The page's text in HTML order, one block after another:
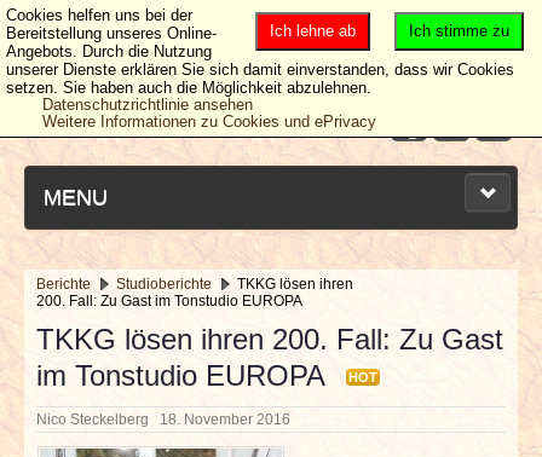
MENU
NEUESTE ARTIKEL
NEWS & DATES
BERICHTE
Berichte Studioberichte
TKKG lösen ihren
200. Fall: Zu Gast im Tonstudio EUROPA
TKKG lösen ihren 200. Fall: Zu Gast
im Tonstudio EUROPA
HOT
Nico Steckelberg 18. November 2016
Ich stimme zu
Ich lehne ab
Cookies helfen uns bei der
Bereitstellung unseres Online-
Angebots. Durch die Nutzung
unserer Dienste erklären Sie sich damit einverstanden, dass wir Cookies
setzen. Sie haben auch die Möglichkeit abzulehnen.
Datenschutzrichtlinie ansehen
Weitere Informationen zu Cookies und ePrivacy